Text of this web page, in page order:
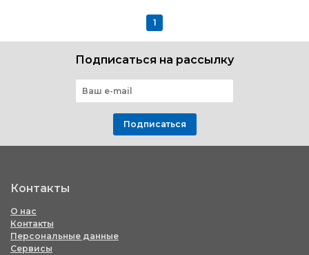
1
Подписаться на рассылку
Подписаться
Контакты
О нас
Контакты
Персональные данные
Сервисы